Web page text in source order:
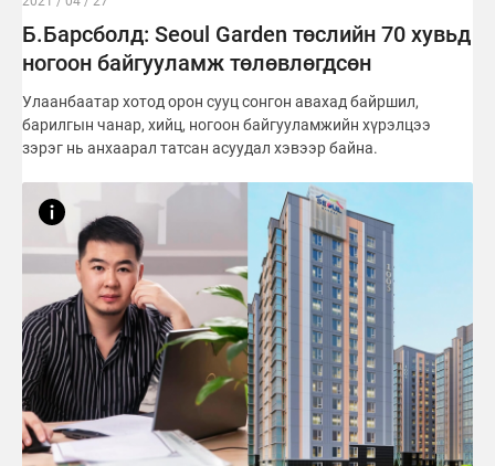
Б.Барсболд: Seoul Garden төслийн 70 хувьд
ногоон байгууламж төлөвлөгдсөн
Улаанбаатар хотод орон сууц сонгон авахад байршил,
барилгын чанар, хийц, ногоон байгууламжийн хүрэлцээ
зэрэг нь анхаарал татсан асуудал хэвээр байна.